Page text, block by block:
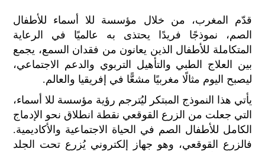
قدّم المغرب، من خلال مؤسسة للا أسماء للأطفال
الصم، نموذجًا فريدًا يحتذى به عالميًا في الرعاية
المتكاملة للأطفال الذين يعانون من فقدان السمع، يجمع
بين العلاج الطبي والتأهيل التربوي والدعم الاجتماعي،
ليصبح اليوم مثالًا مغربيًا مشعًّا في إفريقيا والعالم.
يأتي هذا النموذج المبتكر ليُترجم رؤية مؤسسة للا أسماء،
التي جعلت من الزرع القوقعي نقطة انطلاق نحو الإدماج
الكامل للأطفال الصم في الحياة الاجتماعية والأكاديمية.
فالزرع القوقعي، وهو جهاز إلكتروني يُزرع تحت الجلد